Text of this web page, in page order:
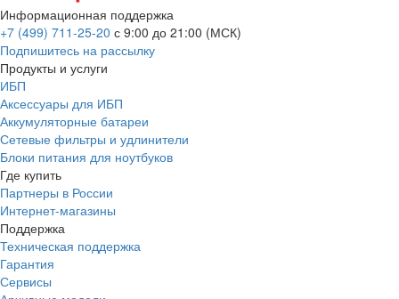
Информационная поддержка
+7 (499) 711-25-20 с 9:00 до 21:00 (МСК)
Подпишитесь на рассылку
Продукты и услуги
ИБП
Аксессуары для ИБП
Аккумуляторные батареи
Сетевые фильтры и удлинители
Блоки питания для ноутбуков
Где купить
Партнеры в России
Интернет-магазины
Поддержка
Техническая поддержка
Гарантия
Сервисы